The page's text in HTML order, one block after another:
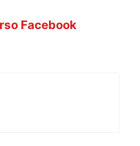
Facebook